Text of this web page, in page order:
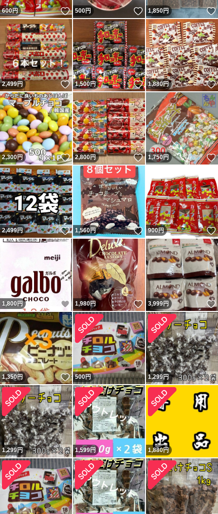
600円 いいね！
500円 いいね！
1,850円
2,499円 いいね！
1,500円 いいね！
1,880円
2,300円 いいね！
2,800円 いいね！
1,750円
2,499円 いいね！
1,560円 いいね！
900円
1,800 円 いいね！
1,980円 いいね！
3,999円
1,350円 いいね！
500円 1,299円
1,299円 1,599円 1,880円